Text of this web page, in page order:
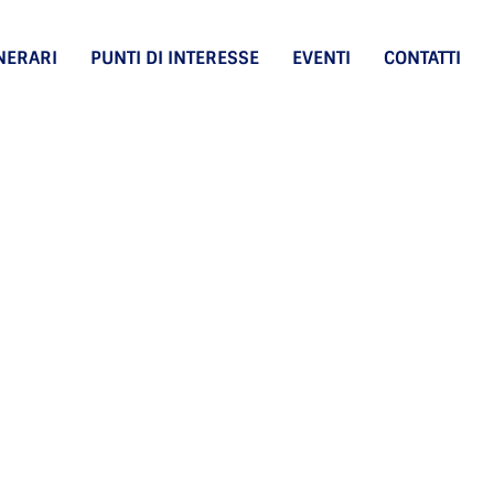
PUNTI DI INTERESSE EVENTI CONTATTI